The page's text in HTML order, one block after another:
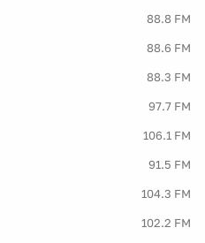
88.8 FM
88.6 FM
88.3 FM
97.7 FM
106.1 FM
91.5 FM
104.3 FM
102.2 FM